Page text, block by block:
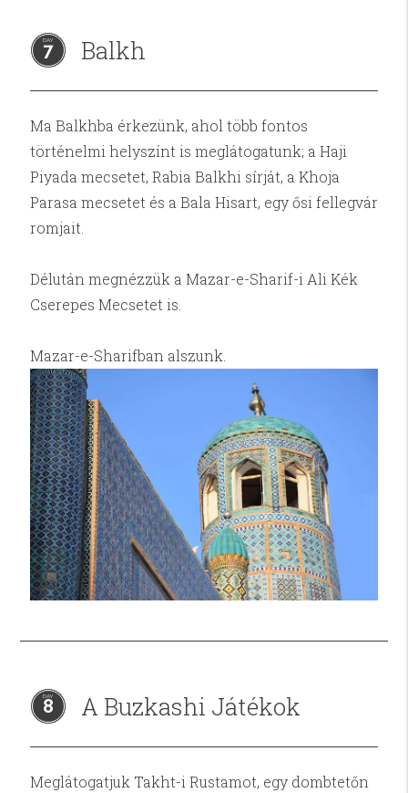
7 Balkh
Ma Balkhba érkezünk, ahol több fontos
történelmi helyszínt is meglátogatunk; a Haji
Piyada mecsetet, Rabia Balkhi sírját, a Khoja
Parasa mecsetet és a Bala Hisart, egy ősi fellegvár
romjait.
Délután megnézzük a Mazar-e-Sharif-i Ali Kék
Cserepes Mecsetet is.
Mazar-e-Sharifban alszunk.
8 A Buzkashi Játékok
Meglátogatjuk Takht-i Rustamot, egy dombtetőn